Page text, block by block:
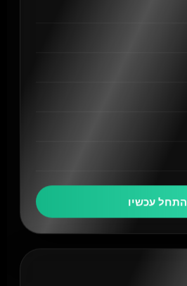
התחל עכשיו